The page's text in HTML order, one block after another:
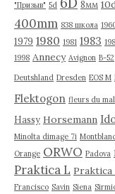
"Призыв" 5d 8мм
400mm 838 школа
1979 1980 1981 1983
1998 Annecy Avignon B-52
Deutshland Dresden EOS M
Flektogon fleurs du mal
Hassy Horsemann
Minolta dimage 7i
Orange ORWO Padova
Praktica L Praktica
Francisco Savin Siena